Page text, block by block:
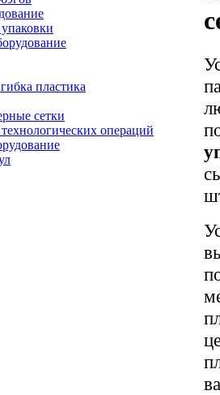
пластика
сетки
операций